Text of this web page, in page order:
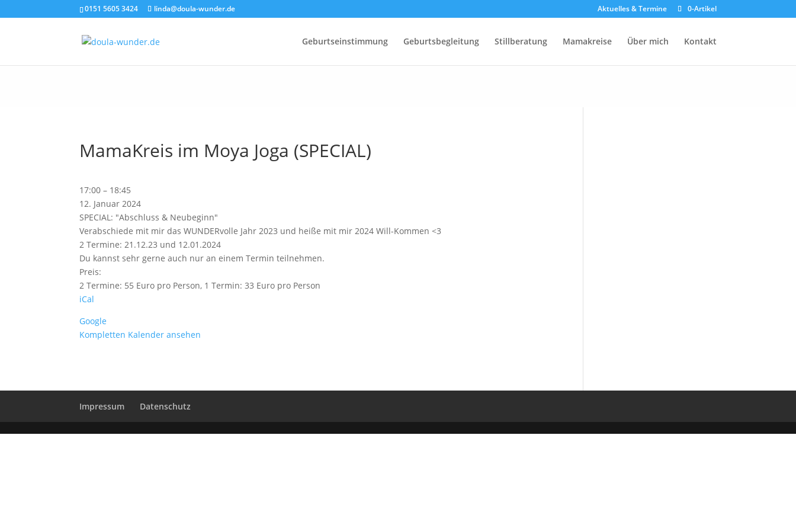
0151 5605 3424 linda@doula-wunder.de Aktuelles & Termine 0-Artikel
Geburtseinstimmung Geburtsbegleitung Stillberatung Mamakreise Über mich Kontakt
MamaKreis im Moya Joga (SPECIAL)
MamaKreis
im
Moya
Joga
(SPECIAL)
17:00 – 18:45
12. Januar 2024
SPECIAL: "Abschluss & Neubeginn"
Verabschiede mit mir das WUNDERvolle Jahr 2023 und heiße mit mir 2024 Will-Kommen <3
2 Termine: 21.12.23 und 12.01.2024
Du kannst sehr gerne auch nur an einem Termin teilnehmen.
Preis:
2 Termine: 55 Euro pro Person, 1 Termin: 33 Euro pro Person
iCal
Google
Kompletten Kalender ansehen
Impressum Datenschutz